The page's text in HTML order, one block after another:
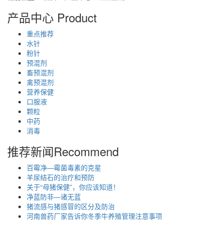
产品中心 Product
重点推荐
水针
粉针
预混剂
畜预混剂
禽预混剂
营养保健
口服液
颗粒
中药
消毒
推荐新闻Recommend
百霉净—霉菌毒素的克星
羊尿结石的治疗和预防
关于“母猪保健”，你应该知道！
净蓝防非—诸无蓝
猪流感与猪感冒的区分及防治
河南兽药厂家告诉你冬季牛养殖管理注意事项